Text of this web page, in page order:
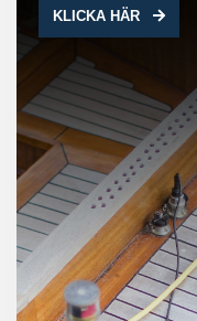
KLICKA HÄR